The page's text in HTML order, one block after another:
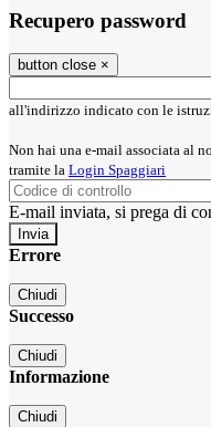
Recupero password
button close ×
all'indirizzo indicato con le
Non hai una e-mail associata al
tramite la Login Spaggiari
E-mail inviata, si prega di
Errore
Chiudi
Successo
Chiudi
Informazione
Chiudi